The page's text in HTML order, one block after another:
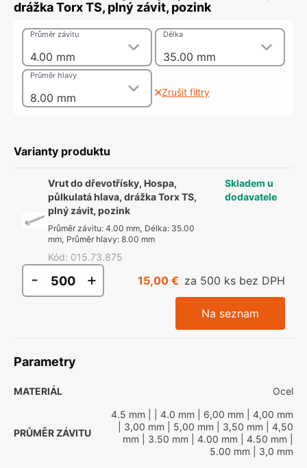
drážka Torx TS, plný závit, pozink
4.00 mm
Průměr závitu
35.00 mm
Délka
8.00 mm
Průměr hlavy
Zrušit filtry
Varianty produktu
Vrut do dřevotřísky, Hospa,
půlkulatá hlava, drážka Torx TS,
plný závit, pozink
Průměr závitu:4.00 mm, Délka: 35.00
mm, Průměr hlavy:8.00 mm
Kód: 015.73.875
Skladem u
dodavatele
- + 15,00 € za 500 ks bez DPH
Na seznam
Parametry
MATERIÁL Ocel
PRŮMĚR ZÁVITU
4.5 mm | 4.0 mm | 6,00 mm | 4,00 mm
| 3,00 mm | 5,00 mm | 3,50 mm | 4,50
mm | 3.50 mm | 4.00 mm | 4.50 mm
5.00 mm | 3,0 mm